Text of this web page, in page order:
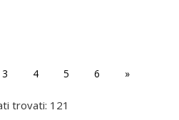
3 4 5 6 »
trovati: 121